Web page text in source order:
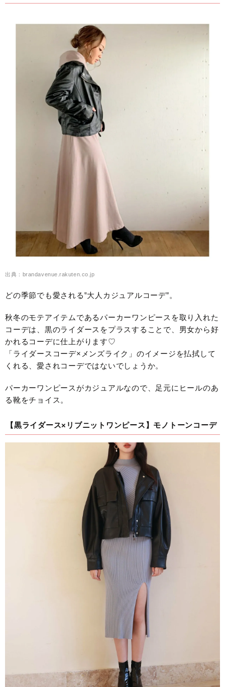
出典：brandavenue.rakuten.co.jp
どの季節でも愛される‟大人カジュアルコーデ”。
秋冬のモテアイテムであるパーカーワンピースを取り入れた
コーデは、黒のライダースをプラスすることで、男女から好
かれるコーデに仕上がります♡
「ライダースコーデ×メンズライク」のイメージを払拭して
くれる、愛されコーデではないでしょうか。
パーカーワンピースがカジュアルなので、足元にヒールのあ
る靴をチョイス。
【黒ライダース×リブニットワンピース】モノトーンコーデ